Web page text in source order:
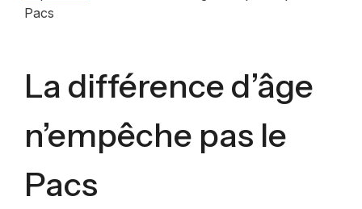
Pacs
La différence d’âge
n’empêche pas le
Pacs